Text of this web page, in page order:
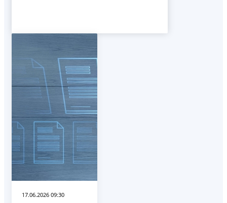
17.06.2026 09:30